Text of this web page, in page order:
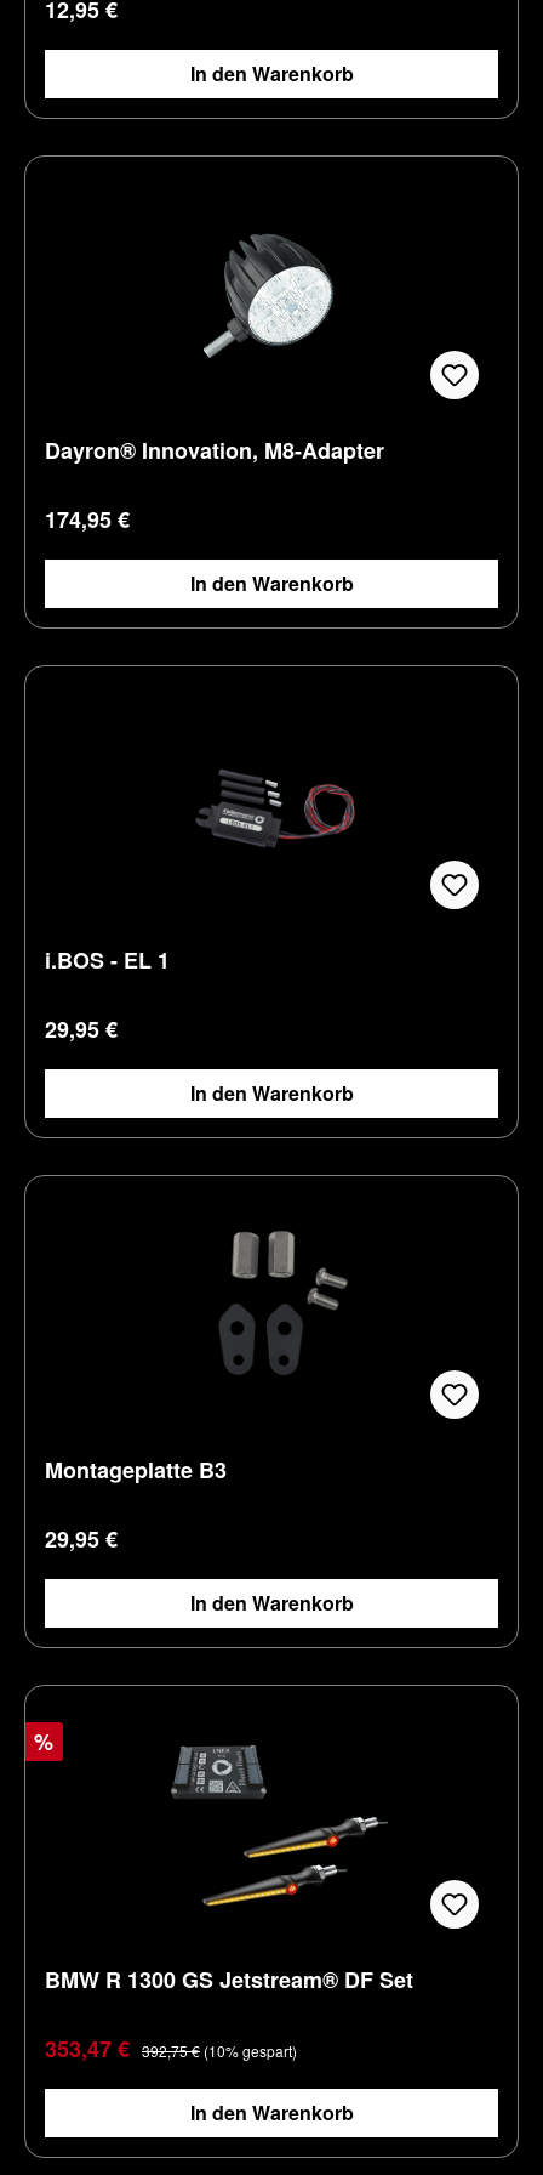
Regulärer Preis:
12,95 €
In den Warenkorb
Dayron® Innovation, M8-Adapter
Regulärer Preis:
174,95 €
In den Warenkorb
i.BOS - EL 1
Regulärer Preis:
29,95 €
In den Warenkorb
Montageplatte B3
Regulärer Preis:
29,95 €
In den Warenkorb
%
BMW R 1300 GS Jetstream® DF Set
Verkaufspreis:
353,47 € Regulärer Preis:
392,75 € (10% gespart)
In den Warenkorb